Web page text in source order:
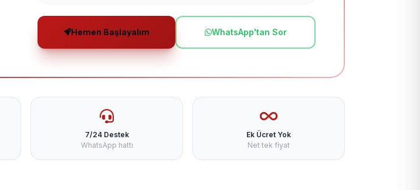
Hemen Başlayalım WhatsApp'tan Sor
7/24 Destek
WhatsApp hattı
Ek Ücret Yok
Net tek fiyat